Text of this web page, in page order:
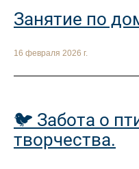
Занятие по
16 февраля 2026 г.
🐦 Забота о
творчества.